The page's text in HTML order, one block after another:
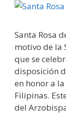
Santa Rosa
motivo de la
que se
disposición
en honor a
Filipinas.
del